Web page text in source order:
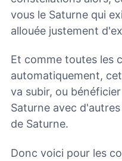
vous le Saturne qui
allouée justement
Et comme toutes les
automatiquement,
va subir, ou
Saturne avec
de Saturne.
Donc voici pour les